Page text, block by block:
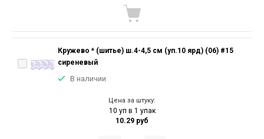
Кружево * (шитье) ш.4-4,5 см (уп.10 ярд) (06) #15
сиреневый
В наличии
Цена за штуку:
10 уп в 1 упак
10.29 руб